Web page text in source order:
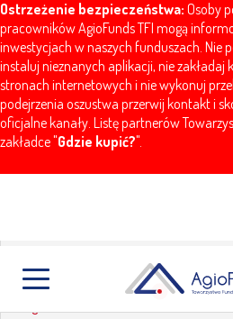
Ostrzeżenie bezpieczeństwa: Osoby
pracowników AgioFunds TFI mogą
inwestycjach w naszych funduszach. Nie
instaluj nieznanych aplikacji, nie zakładaj
stronach internetowych i nie wykonuj
podejrzenia oszustwa przerwij kontakt i
oficjalne kanały. Listę partnerów
zakładce "Gdzie kupić?".
Strategia